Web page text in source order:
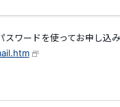
ワードを使ってお申し込み